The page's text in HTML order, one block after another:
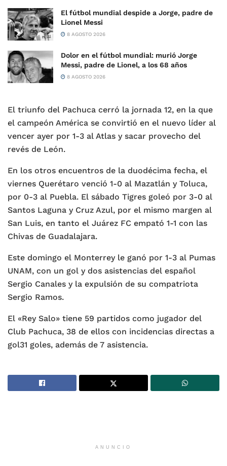
El fútbol mundial despide a Jorge, padre de
Lionel Messi
8 AGOSTO 2026
Dolor en el fútbol mundial: murió Jorge
Messi, padre de Lionel, a los 68 años
8 AGOSTO 2026
El triunfo del Pachuca cerró la jornada 12, en la que
el campeón América se convirtió en el nuevo líder al
vencer ayer por 1-3 al Atlas y sacar provecho del
revés de León.
En los otros encuentros de la duodécima fecha, el
viernes Querétaro venció 1-0 al Mazatlán y Toluca,
por 0-3 al Puebla. El sábado Tigres goleó por 3-0 al
Santos Laguna y Cruz Azul, por el mismo margen al
San Luis, en tanto el Juárez FC empató 1-1 con las
Chivas de Guadalajara.
Este domingo el Monterrey le ganó por 1-3 al Pumas
UNAM, con un gol y dos asistencias del español
Sergio Canales y la expulsión de su compatriota
Sergio Ramos.
El «Rey Salo» tiene 59 partidos como jugador del
Club Pachuca, 38 de ellos con incidencias directas a
gol31 goles, además de 7 asistencia.
ANUNCIO